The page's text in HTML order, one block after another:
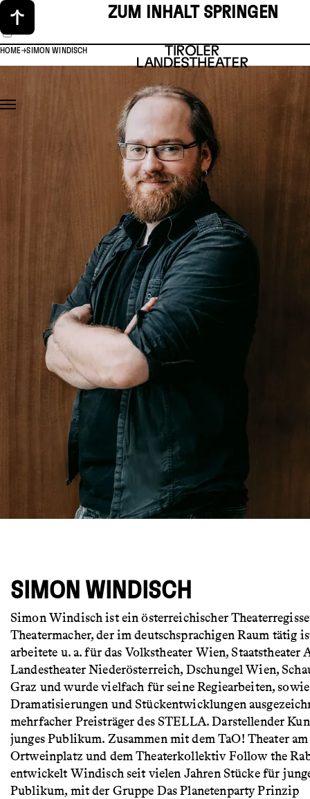
ZUM INHALT SPRINGEN
HOME SIMON WINDISCH
SIMON WINDISCH
Simon Windisch ist ein österreichischer
Theatermacher, der im deutschsprachigen Raum tätig
arbeitete u. a. für das Volkstheater Wien, Staatstheater
Landestheater Niederösterreich, Dschungel Wien,
Graz und wurde vielfach für seine Regiearbeiten,
Dramatisierungen und Stückentwicklungen
mehrfacher Preisträger des STELLA. Darstellender
junges Publikum. Zusammen mit dem TaO! Theater am
Ortweinplatz und dem Theaterkollektiv Follow the
entwickelt Windisch seit vielen Jahren Stücke für
Publikum, mit der Gruppe Das Planetenparty Prinzip